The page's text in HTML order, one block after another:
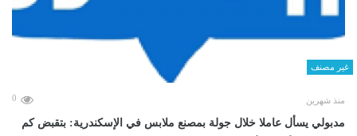
غير مصنف
منذ شهرين 0
مدبولي يسأل عاملا خلال جولة بمصنع ملابس في الإسكندرية: بتقبض كم